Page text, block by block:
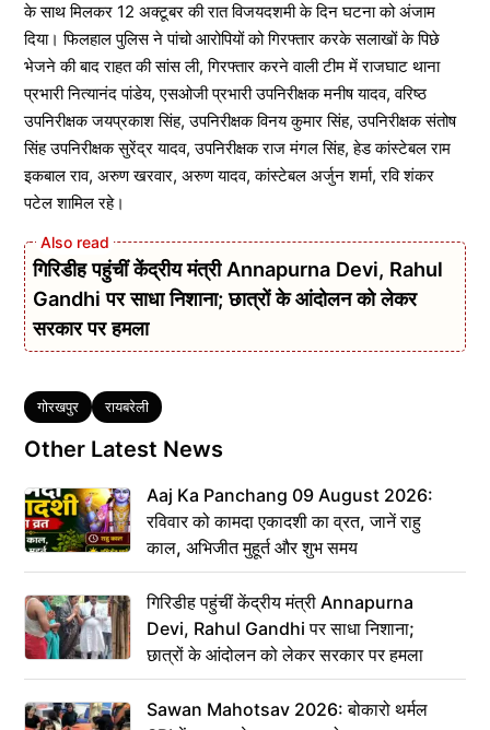
के साथ मिलकर 12 अक्टूबर की रात विजयदशमी के दिन घटना को अंजाम
दिया। फिलहाल पुलिस ने पांचो आरोपियों को गिरफ्तार करके सलाखों के पिछे
भेजने की बाद राहत की सांस ली, गिरफ्तार करने वाली टीम में राजघाट थाना
प्रभारी नित्यानंद पांडेय, एसओजी प्रभारी उपनिरीक्षक मनीष यादव, वरिष्ठ
उपनिरीक्षक जयप्रकाश सिंह, उपनिरीक्षक विनय कुमार सिंह, उपनिरीक्षक संतोष
सिंह उपनिरीक्षक सुरेंद्र यादव, उपनिरीक्षक राज मंगल सिंह, हेड कांस्टेबल राम
इकबाल राव, अरुण खरवार, अरुण यादव, कांस्टेबल अर्जुन शर्मा, रवि शंकर
पटेल शामिल रहे।
गिरिडीह पहुंचीं केंद्रीय मंत्री Annapurna Devi, Rahul
Gandhi पर साधा निशाना; छात्रों के आंदोलन को लेकर
सरकार पर हमला
Tags
गोरखपुर रायबरेली
Other Latest News
Aaj Ka Panchang 09 August 2026:
रविवार को कामदा एकादशी का व्रत, जानें राहु
काल, अभिजीत मुहूर्त और शुभ समय
गिरिडीह पहुंचीं केंद्रीय मंत्री Annapurna
Devi, Rahul Gandhi पर साधा निशाना;
छात्रों के आंदोलन को लेकर सरकार पर हमला
Sawan Mahotsav 2026: बोकारो थर्मल